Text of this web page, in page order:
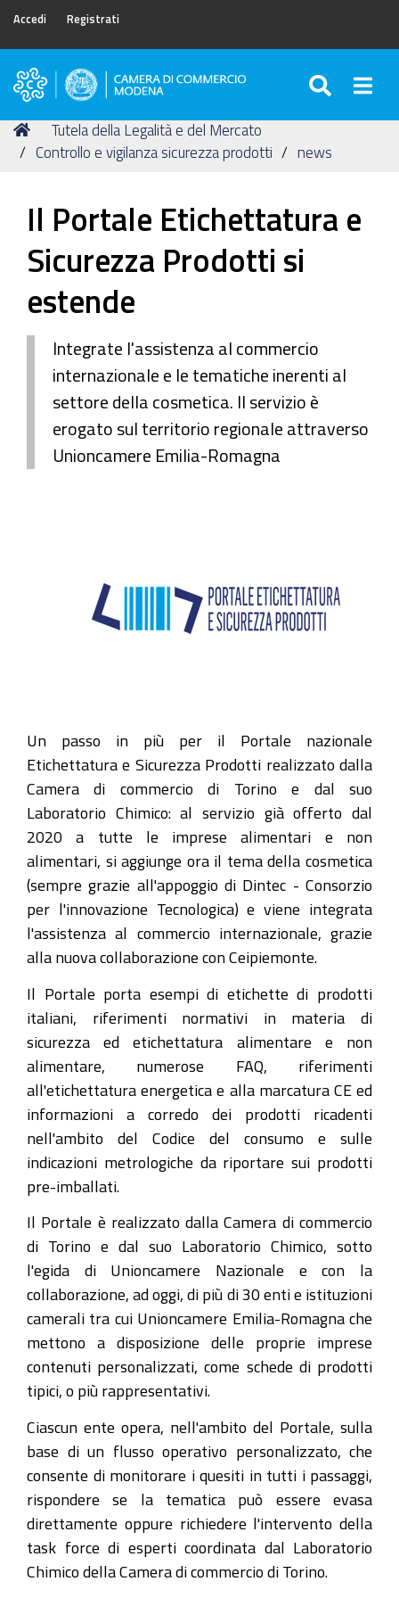
Accedi Registrati
Camera
Commercio
di
Tu
sei
Home
Tutela della Legalità e del Mercato
Controllo e vigilanza sicurezza prodotti
news
Il Portale Etichettatura e
Sicurezza Prodotti si
estende
Integrate l'assistenza al commercio
internazionale e le tematiche inerenti al
settore della cosmetica. Il servizio è
erogato sul territorio regionale attraverso
Unioncamere Emilia-Romagna
Un passo in più per il Portale nazionale
Etichettatura e Sicurezza Prodotti realizzato dalla
Camera di commercio di Torino e dal suo
Laboratorio Chimico: al servizio già offerto dal
2020 a tutte le imprese alimentari e non
alimentari, si aggiunge ora il tema della cosmetica
(sempre grazie all'appoggio di Dintec - Consorzio
per l'innovazione Tecnologica) e viene integrata
l'assistenza al commercio internazionale, grazie
alla nuova collaborazione con Ceipiemonte.
Il Portale porta esempi di etichette di prodotti
italiani, riferimenti normativi in materia di
sicurezza ed etichettatura alimentare e non
alimentare, numerose FAQ, riferimenti
all'etichettatura energetica e alla marcatura CE ed
informazioni a corredo dei prodotti ricadenti
nell'ambito del Codice del consumo e sulle
indicazioni metrologiche da riportare sui prodotti
pre-imballati.
Il Portale è realizzato dalla Camera di commercio
di Torino e dal suo Laboratorio Chimico, sotto
l'egida di Unioncamere Nazionale e con la
collaborazione, ad oggi, di più di 30 enti e istituzioni
camerali tra cui Unioncamere Emilia-Romagna che
mettono a disposizione delle proprie imprese
contenuti personalizzati, come schede di prodotti
tipici, o più rappresentativi.
Ciascun ente opera, nell'ambito del Portale, sulla
base di un flusso operativo personalizzato, che
consente di monitorare i quesiti in tutti i passaggi,
rispondere se la tematica può essere evasa
direttamente oppure richiedere l'intervento della
task force di esperti coordinata dal Laboratorio
Chimico della Camera di commercio di Torino.